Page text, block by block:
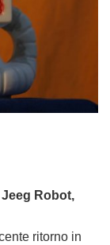
Robot,
ritorno in